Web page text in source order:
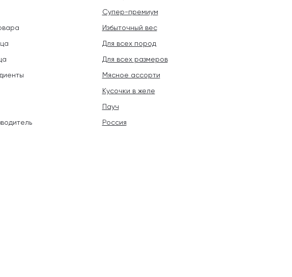
Супер-премиум
Избыточный вес
Для всех пород
Для всех размеров
Мясное ассорти
Кусочки в желе
Пауч
Россия